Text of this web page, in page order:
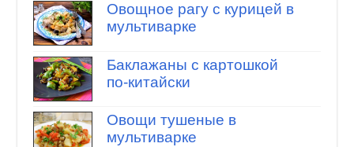
Овощное рагу с курицей в
мультиварке
Баклажаны с картошкой
по-китайски
Овощи тушеные в
мультиварке